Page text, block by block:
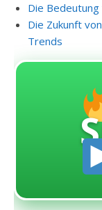
Die
Die Zukunft
Trends